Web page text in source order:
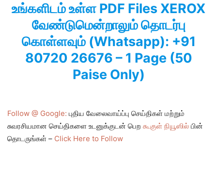
உங்களிடம் உள்ள PDF Files XEROX
வேண்டுமென்றாலும் தொடர்பு
கொள்ளவும் (Whatsapp): +91
80720 26676 – 1 Page (50
Paise Only)
Follow @ Google: புதிய வேலைவாய்ப்பு செய்திகள் மற்றும்
சுவரசியமான செய்திகளை உடனுக்குடன் பெற கூகுள் நியூஸில் பின்
தொடருங்கள் – Click Here to Follow